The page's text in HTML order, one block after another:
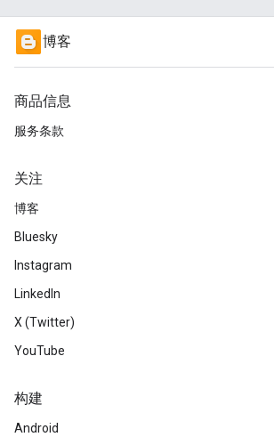
博客
商品信息
服务条款
关注
博客
Bluesky
Instagram
LinkedIn
X (Twitter)
YouTube
构建
Android